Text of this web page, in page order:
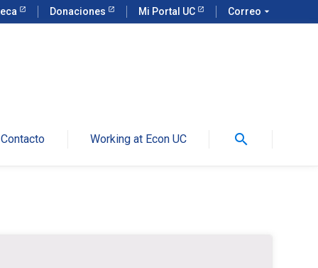
Donaciones Mi Portal UC Correo arrow_drop_down
Contacto Working at Econ UC search